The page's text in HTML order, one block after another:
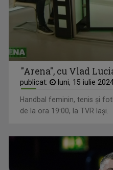
"Arena", cu Vlad
publicat: luni, 15 iulie
Handbal feminin, tenis și
de la ora 19:00, la TVR Iași.